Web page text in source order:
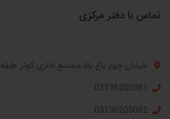
تماس با دفتر مرکزی
خیابان چهار باغ بالا مجتمع اداری کوثر طبقه ۵ واحد ۷۳۱
03136205081
03136205082